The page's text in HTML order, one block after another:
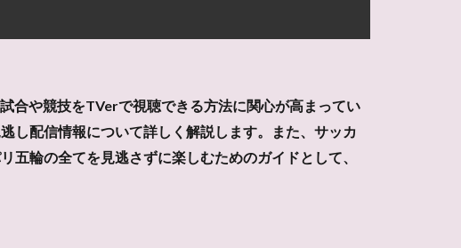
合や競技をTVerで視聴できる方法に関心が高まってい
し配信情報について詳しく解説します。また、サッカ
輪の全てを見逃さずに楽しむためのガイドとして、